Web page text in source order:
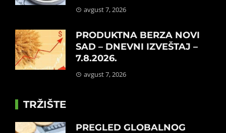
avgust 7, 2026
PRODUKTNA BERZA NOVI
SAD – DNEVNI IZVEŠTAJ –
7.8.2026.
avgust 7, 2026
TRŽIŠTE
PREGLED GLOBALNOG